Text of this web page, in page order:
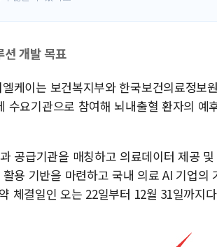
션 개발 목표
케이는 보건복지부와 한국보건의료정보
수요기관으로 참여해 뇌내출혈 환자의 예
공급기관을 매칭하고 의료데이터 제공
용 기반을 마련하고 국내 의료 AI 기업의
체결일인 오는 22일부터 12월 31일까지